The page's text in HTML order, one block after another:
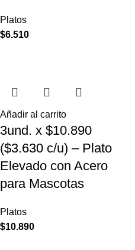
Platos
$6.510
Añadir al carrito
3und. x $10.890
($3.630 c/u) – Plato
Elevado con Acero
para Mascotas
Platos
$10.890